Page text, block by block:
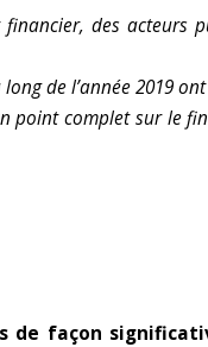
des acteurs
de l’année 2019
point complet sur le
de façon